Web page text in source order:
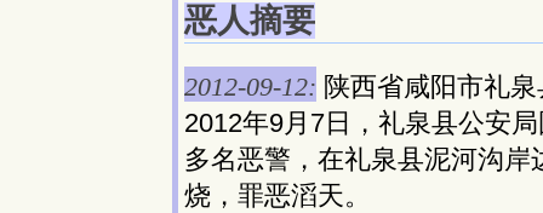
恶人摘要
2012-09-12: 陕西省咸阳市礼
2012年9月7日，礼泉县公安
多名恶警，在礼泉县泥河沟
烧，罪恶滔天。